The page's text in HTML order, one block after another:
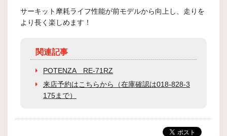
サーキット摩耗ライフ性能が前モデルから向上し、走りを
より長く楽しめます！
関連記事
POTENZA RE-71RZ
来店予約はこちらから（在庫確認は018-828-3
175まで）